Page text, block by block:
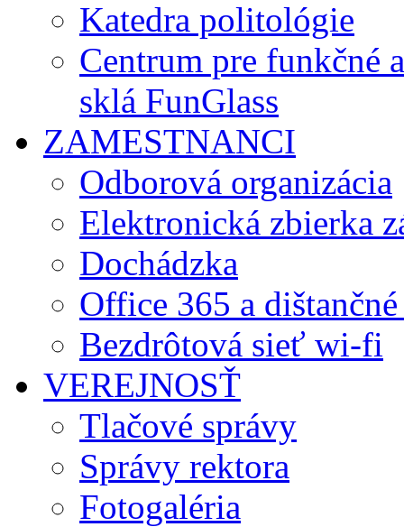
Katedra politológie
Centrum pre funkčné
sklá FunGlass
ZAMESTNANCI
Odborová organizácia
Elektronická zbierka
Dochádzka
Office 365 a
Bezdrôtová sieť wi-fi
VEREJNOSŤ
Tlačové správy
Správy rektora
Fotogaléria